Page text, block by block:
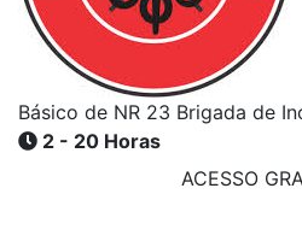
Básico de NR 23 Brigada de
2 - 20 Horas
ACESSO